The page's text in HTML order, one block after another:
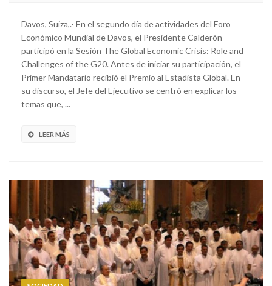
Davos, Suiza,.- En el segundo día de actividades del Foro
Económico Mundial de Davos, el Presidente Calderón
participó en la Sesión The Global Economic Crisis: Role and
Challenges of the G20. Antes de iniciar su participación, el
Primer Mandatario recibió el Premio al Estadista Global. En
su discurso, el Jefe del Ejecutivo se centró en explicar los
temas que, ...
LEER MÁS